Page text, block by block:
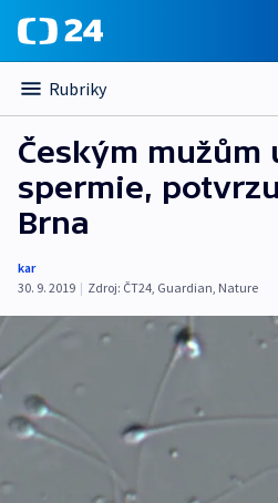
Rubriky
Českým mužům
spermie,
Brna
kar
30. 9. 2019 | Zdroj: ČT24, Guardian, Nature